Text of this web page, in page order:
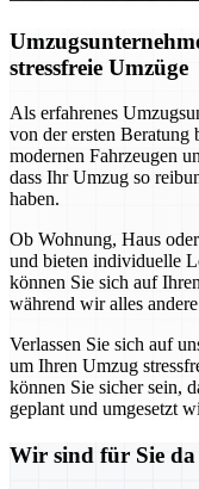
stressfreie Umzüge
Als erfahrenes
von der ersten
modernen Fahrzeugen
dass Ihr Umzug so
haben.
Ob Wohnung, Haus
und bieten individuelle
können Sie sich auf
während wir alles
Verlassen Sie sich auf
um Ihren Umzug
können Sie sicher sein,
geplant und umgesetzt
Wir sind für Sie da